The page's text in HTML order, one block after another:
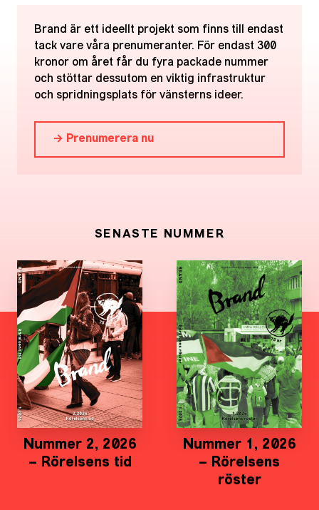
Brand är ett ideellt projekt som finns till endast
tack vare våra prenumeranter. För endast 300
kronor om året får du fyra packade nummer
och stöttar dessutom en viktig infrastruktur
och spridningsplats för vänsterns ideer.
→ Prenumerera nu
SENASTE NUMMER
Nummer 2, 2026
– Rörelsens tid
Nummer 1, 2026
– Rörelsens
röster